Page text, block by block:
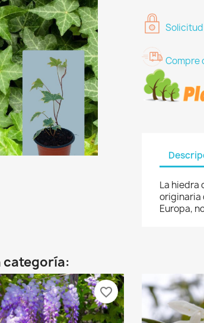
Compre
La hiedra
originaria
Europa,
categoría:
favorite_border